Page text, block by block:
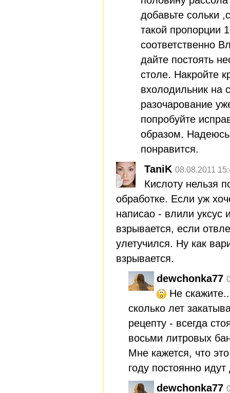
добавьте сольки
такой пропорции
соответственно
дайте постоять
столе. Накройте
вхолодильник на
разочарование
попробуйте
образом. Надеюсь
понравится.
TaniK 08.08.2011
Кислоту нельзя
обработке. Если уж
написао - влили уксус
взрывается, если
улетучился. Ну как
взрывается.
dewchonka77
Не
сколько лет
рецепту - всегда
восьми литровых
Мне кажется, что
году постоянно
dewchonka77